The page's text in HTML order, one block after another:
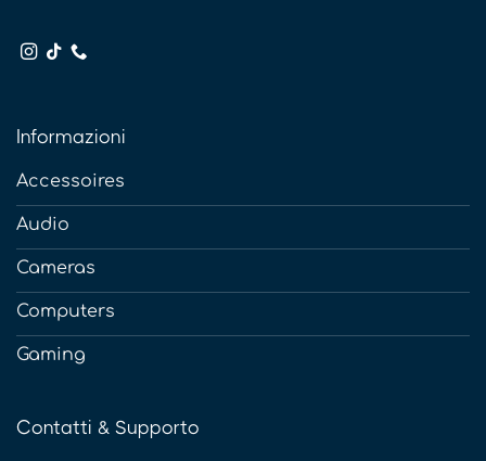
Informazioni
Accessoires
Audio
Cameras
Computers
Gaming
Contatti & Supporto